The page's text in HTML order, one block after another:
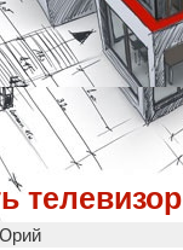
телевизор